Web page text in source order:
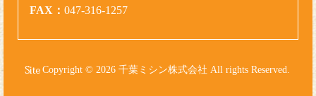
FAX： 047-316-1257
Copyright © 2026 千葉ミシン株式会社 All rights Reserved.